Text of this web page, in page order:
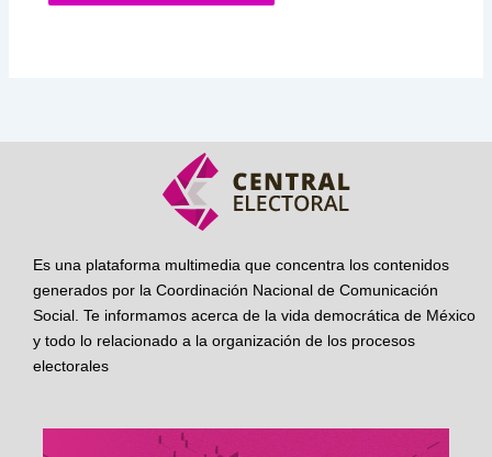
Es una plataforma multimedia que concentra los contenidos
generados por la Coordinación Nacional de Comunicación
Social. Te informamos acerca de la vida democrática de México
y todo lo relacionado a la organización de los procesos
electorales